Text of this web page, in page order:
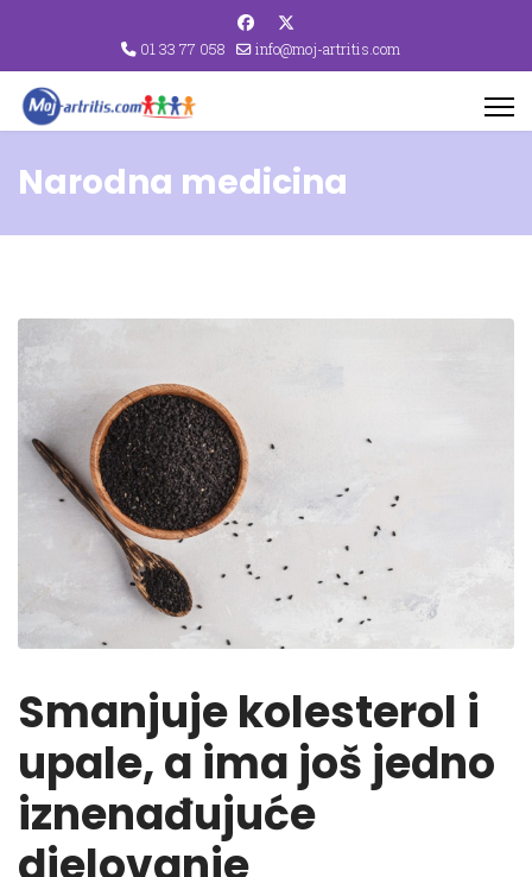
01 33 77 058 info@moj-artritis.com
Narodna medicina
Smanjuje kolesterol i
upale, a ima još jedno
iznenađujuće